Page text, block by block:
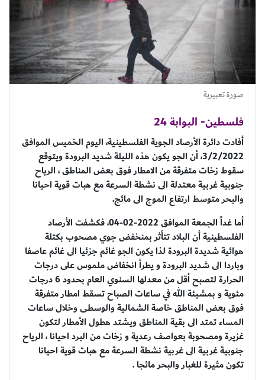
صورة تعبيرية
فلسطين- البوابة 24
أفادت دائرة الأرصاد الجوية الفلسطينية، اليوم الخميس الموافق
3/2/2022، أن الجو يكون هذه الليلة شديد البرودة ويتوقع
سقوط زخات متفرقة من الامطار فوق بعض المناطق ، الرياح
جنوبية غربية معتدلة الى نشطة السرعة مع هبات قوية احيانا
والبحر متوسط ارتفاع الموج الى مائج.
أما غداً الجمعة الموافق 2022-02-04، فكشفت الأرصاد
الفلسطينية أن البلاد تتأثر بمنخفض جوي مصحوب بكتلة
هوائية شديدة البرودة لذا يكون الجو غائم جزئيا الى غائم عاصفا
وباردا الى شديد البرودة و يطرأ انخفاض ملموس على درجات
الحرارة لتصبح أقل من معدلها السنوي العام بحدود 6 درجات
مئوية و بمشيئة الله في ساعات الصباح تسقط امطار متفرقة
فوق بعض المناطق خاصة الشمالية والوسطى وخلال ساعات
المساء تمتد الى بقية المناطق ويشتد هطول الأمطار لتكون
غزيرة ومصحوبة بعواصف رعدية و زخات من البرد احيانا ، الرياح
جنوبية غربية الى غربية نشطة السرعة مع هبات قوية احيانا
تكون مثيرة للغبار والبحر مائجا .